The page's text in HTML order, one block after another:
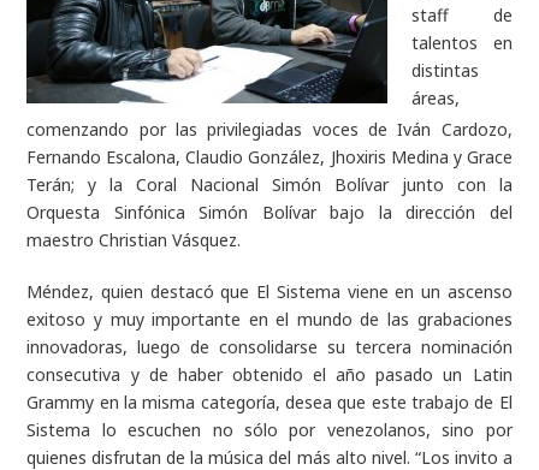
staff de
talentos en
distintas
áreas,
comenzando por las privilegiadas voces de Iván Cardozo,
Fernando Escalona, Claudio González, Jhoxiris Medina y Grace
Terán; y la Coral Nacional Simón Bolívar junto con la
Orquesta Sinfónica Simón Bolívar bajo la dirección del
maestro Christian Vásquez.
Méndez, quien destacó que El Sistema viene en un ascenso
exitoso y muy importante en el mundo de las grabaciones
innovadoras, luego de consolidarse su tercera nominación
consecutiva y de haber obtenido el año pasado un Latin
Grammy en la misma categoría, desea que este trabajo de El
Sistema lo escuchen no sólo por venezolanos, sino por
quienes disfrutan de la música del más alto nivel. “Los invito a